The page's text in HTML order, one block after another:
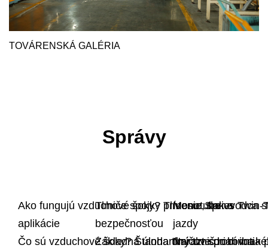
TOVÁRENSKÁ GALÉRIA
Správy
Ako fungujú vzduchové šoky? Tlmenie, tlak a
aplikácie
Čo sú vzduchové šoky? Štandardný tlmič robí iba
Tlmiče spojky prívesu: Sprievodca
bezpečnosťou
Základná úloha tlmičov spriahnutia
Monotube vs Twin-
jazdy
Narazte do